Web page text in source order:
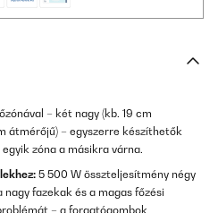
– két nagy (kb. 19 cm
átmérőjű) – egyszerre készíthetők
zóna a másikra várna.
5 500 W összteljesítmény négy
fazekak és a magas főzési
– a forgatógombok